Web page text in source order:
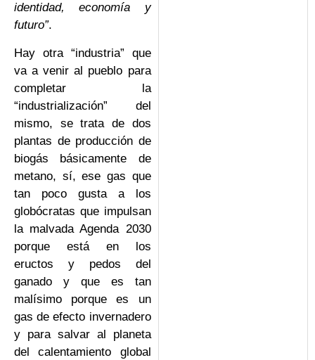
identidad, economía y
futuro”.
Hay otra “industria” que
va a venir al pueblo para
completar la
“industrialización” del
mismo, se trata de dos
plantas de producción de
biogás básicamente de
metano, sí, ese gas que
tan poco gusta a los
globócratas que impulsan
la malvada Agenda 2030
porque está en los
eructos y pedos del
ganado y que es tan
malísimo porque es un
gas de efecto invernadero
y para salvar al planeta
del calentamiento global